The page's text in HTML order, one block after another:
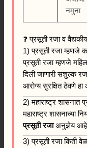
नमुना
❓ प्रसूती रजा व
1) प्रसूती रजा म्हणजे
प्रसूती रजा म्हणजे
दिली जाणारी सशुल्क
आरोग्य सुरक्षित ठेवणे
2) महाराष्ट्र शासनात
महाराष्ट्र शासनाच्या
प्रसूती रजाअनुज्ञेय आहे.
3) प्रसूती रजा किती